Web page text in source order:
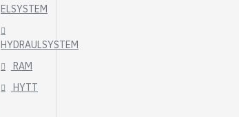
ELSYSTEM
HYDRAULSYSTEM
RAM
HYTT